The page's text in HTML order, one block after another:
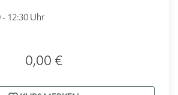
- 12:30 Uhr
0,00 €